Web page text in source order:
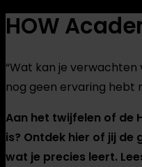
HOW
“Wat kan je verwachten
nog geen ervaring hebt
Aan het twijfelen of de
is? Ontdek hier of jij
wat je precies leert.